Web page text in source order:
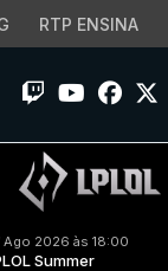
RTP ENSINA
Ago 2026 às 18:00
Summer